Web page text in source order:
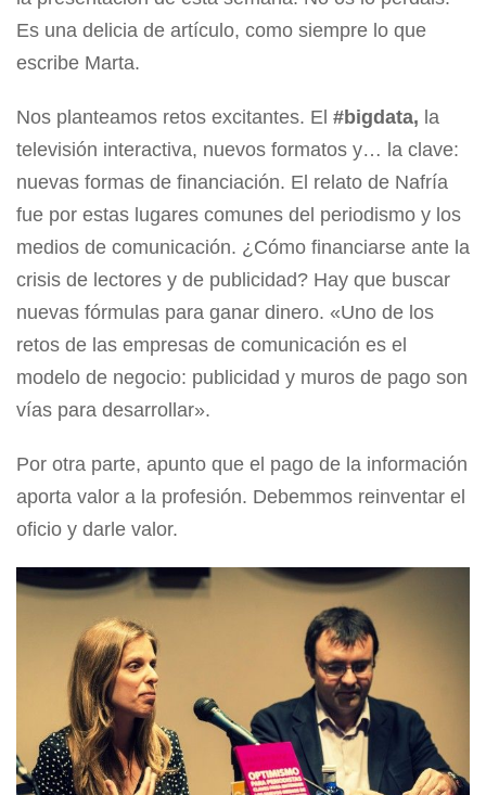
Es una delicia de artículo, como siempre lo que
escribe Marta.
Nos planteamos retos excitantes. El #bigdata, la
televisión interactiva, nuevos formatos y… la clave:
nuevas formas de financiación. El relato de Nafría
fue por estas lugares comunes del periodismo y los
medios de comunicación. ¿Cómo financiarse ante la
crisis de lectores y de publicidad? Hay que buscar
nuevas fórmulas para ganar dinero. «Uno de los
retos de las empresas de comunicación es el
modelo de negocio: publicidad y muros de pago son
vías para desarrollar».
Por otra parte, apunto que el pago de la información
aporta valor a la profesión. Debemmos reinventar el
oficio y darle valor.